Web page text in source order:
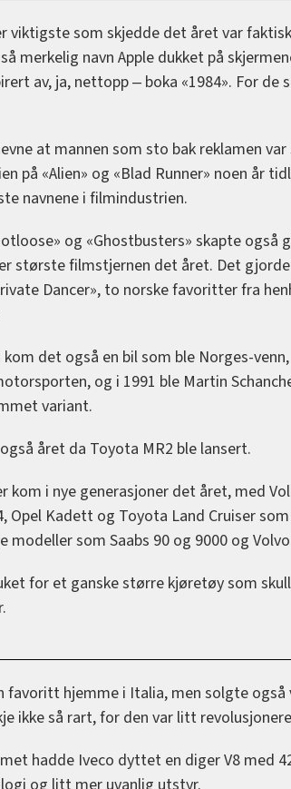
viktigste som skjedde det året var
merkelig navn Apple dukket på
av, ja, nettopp ‒ boka «1984». For de
at mannen som sto bak reklamen
på «Alien» og «Blad Runner» noen år
navnene i filmindustrien.
og «Ghostbusters» skapte også
største filmstjernen det året. Det
Dancer», to norske favoritter fra
kom det også en bil som ble Norges-
og i 1991 ble Martin
variant.
året da Toyota MR2 ble lansert.
kom i nye generasjoner det året, med
Opel Kadett og Toyota Land Cruiser
modeller som Saabs 90 og 9000 og
for et ganske større kjøretøy som
favoritt hjemme i Italia, men solgte også
ikke så rart, for den var litt
hadde Iveco dyttet en diger V8 med